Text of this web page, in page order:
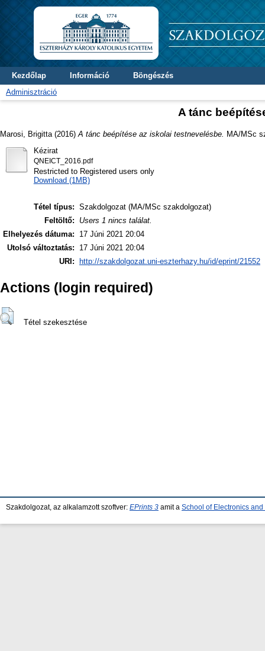
Kezdőlap Információ
Böngészés
Adminisztráció
A tánc
Marosi, Brigitta (2016) A tánc beépítése az iskolai testnevelésbe.
MA/MSc
Kézirat
QNEICT_2016.pdf
Restricted to Registered users only
Download (1MB)
Tétel típus: Szakdolgozat (MA/MSc szakdolgozat)
Feltöltő:
Users 1 nincs találat.
Elhelyezés dátuma:
17 Júni 2021 20:04
Utolsó változtatás:
17 Júni 2021 20:04
URI:
http://szakdolgozat.uni-eszterhazy.hu/id/eprint/21552
Actions (login required)
Tétel szekesztése
Szakdolgozat, az alkalamzott szoftver: EPrints 3 amit a School of Electronics